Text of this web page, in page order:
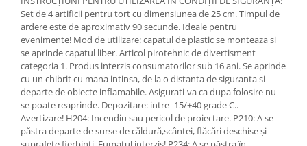
Set de 4 artificii pentru tort cu dimensiunea de 25 cm. Timpul de
ardere este de aproximativ 90 secunde. Ideale pentru
evenimente! Mod de utilizare: capatul de plastic se monteaza si
se aprinde capatul liber. Articol pirotehnic de divertisment
categoria 1. Produs interzis consumatorilor sub 16 ani. Se aprinde
cu un chibrit cu mana intinsa, de la o distanta de siguranta si
departe de obiecte inflamabile. Asigurati-va ca dupa folosire nu
se poate reaprinde. Depozitare: intre -15/+40 grade C..
Avertizare! H204: Incendiu sau pericol de proiectare. P210: A se
păstra departe de surse de căldură,scântei, flăcări deschise și